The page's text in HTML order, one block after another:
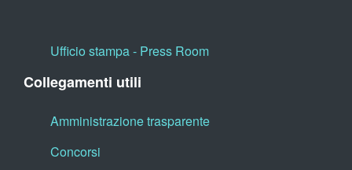
Ufficio stampa - Press Room
Collegamenti utili
Amministrazione trasparente
Concorsi